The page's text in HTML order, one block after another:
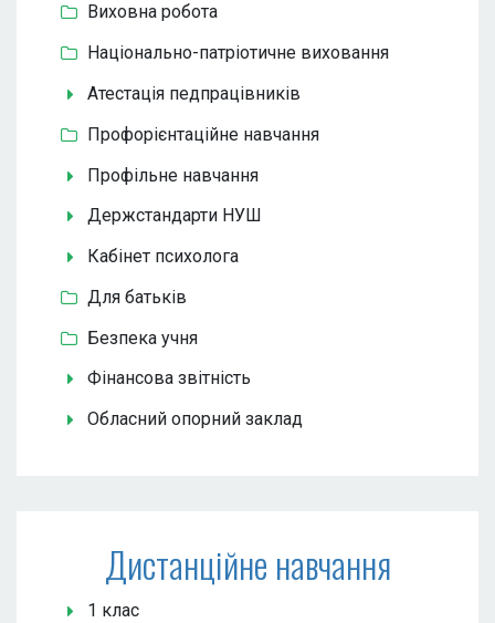
Виховна робота
Національно-патріотичне виховання
Атестація педпрацівників
Профорієнтаційне навчання
Профільне навчання
Держстандарти НУШ
Кабінет психолога
Для батьків
Безпека учня
Фінансова звітність
Обласний опорний заклад
Дистанційне навчання
1 клас